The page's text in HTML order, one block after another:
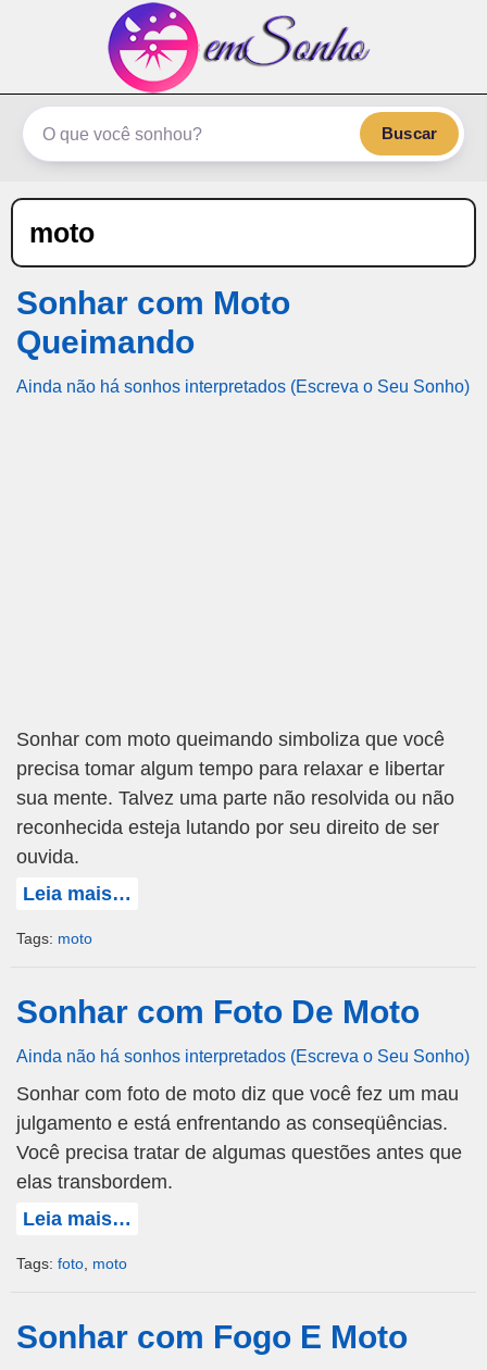
emSonho.com
Os sonhos significam mais
Buscar
moto
Sonhar com Moto
Queimando
Ainda não há sonhos interpretados (Escreva o Seu Sonho)
Sonhar com moto queimando simboliza que você
precisa tomar algum tempo para relaxar e libertar
sua mente. Talvez uma parte não resolvida ou não
reconhecida esteja lutando por seu direito de ser
ouvida.
Leia mais…
Tags: moto
Sonhar com Foto De Moto
Ainda não há sonhos interpretados (Escreva o Seu Sonho)
Sonhar com foto de moto diz que você fez um mau
julgamento e está enfrentando as conseqüências.
Você precisa tratar de algumas questões antes que
elas transbordem.
Leia mais…
Tags: foto, moto
Sonhar com Fogo E Moto